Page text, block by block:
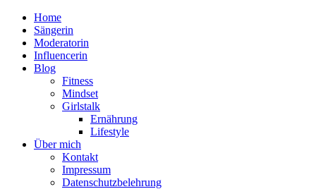
Home
Sängerin
Moderatorin
Influencerin
Blog
Fitness
Mindset
Girlstalk
Ernährung
Lifestyle
Über mich
Kontakt
Impressum
Datenschutzbelehrung